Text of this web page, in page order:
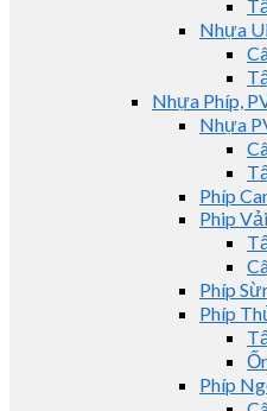
Nhựa
Nhựa Phíp,
Nhựa
Phíp
Phip Vải
Phíp
Phíp
Phíp